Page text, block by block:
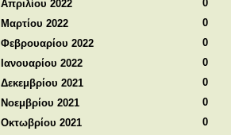
Απριλίου 2022
0
Μαρτίου 2022
0
Φεβρουαρίου 2022
0
Ιανουαρίου 2022
0
Δεκεμβρίου 2021
0
Νοεμβρίου 2021
0
Οκτωβρίου 2021
0